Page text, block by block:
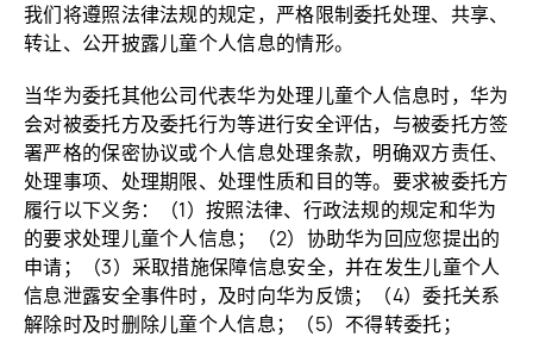
我们将遵照法律法规的规定，严格限制委托处理、共享、
转让、公开披露儿童个人信息的情形。
当华为委托其他公司代表华为处理儿童个人信息时，华为
会对被委托方及委托行为等进行安全评估，与被委托方签
署严格的保密协议或个人信息处理条款，明确双方责任、
处理事项、处理期限、处理性质和目的等。要求被委托方
履行以下义务：（1）按照法律、行政法规的规定和华为
的要求处理儿童个人信息；（2）协助华为回应您提出的
申请；（3）采取措施保障信息安全，并在发生儿童个人
信息泄露安全事件时，及时向华为反馈；（4）委托关系
解除时及时删除儿童个人信息；（5）不得转委托；